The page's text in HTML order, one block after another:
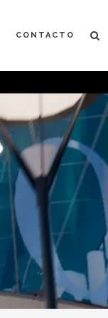
CONTACTO